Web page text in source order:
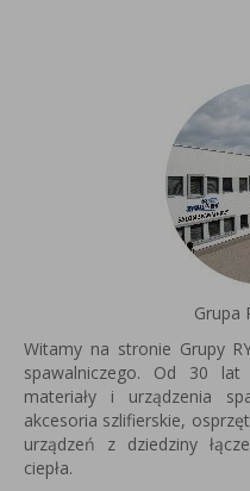
Grupa
Witamy na stronie Grupy
spawalniczego. Od 30
materiały i urządzenia
akcesoria szlifierskie,
urządzeń z dziedziny
ciepła.